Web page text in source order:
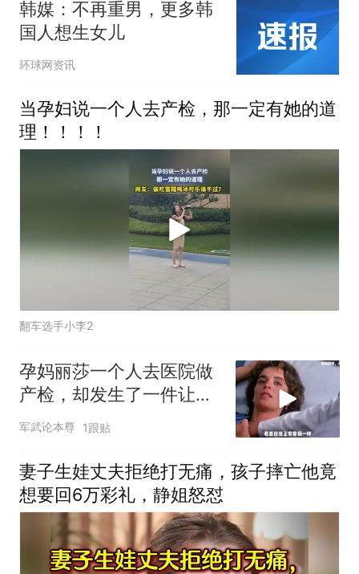
韩媒：不再重男，更多韩
国人想生女儿
环球网资讯
当孕妇说一个人去产检，那一定有她的道
理！！！！
翻车选手小李2
孕妈丽莎一个人去医院做
产检，却发生了一件让人
越想越后怕的事
军武论本尊 1跟贴
妻子生娃丈夫拒绝打无痛，孩子摔亡他竟
想要回6万彩礼，静姐怒怼